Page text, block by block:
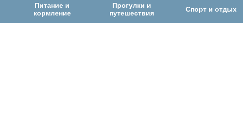
Питание и
кормление
Прогулки и
путешествия
Спорт и отдых